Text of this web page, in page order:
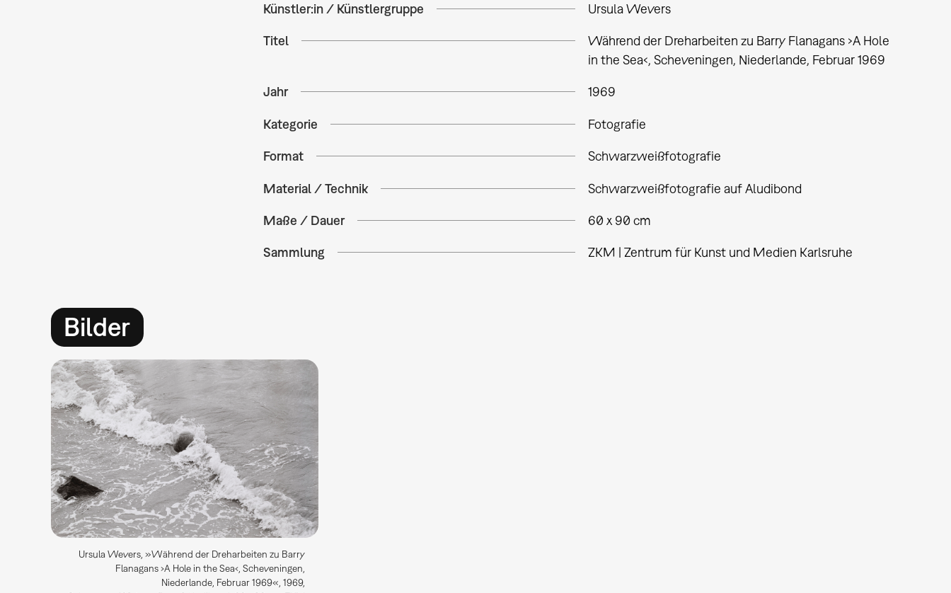
Künstler:in / Künstlergruppe Ursula Wevers
Titel
Während der Dreharbeiten zu Barry Flanagans ›A Hole
in the Sea‹, Scheveningen, Niederlande, Februar 1969
Jahr 1969
Kategorie Fotografie
Format Schwarzweißfotografie
Material / Technik Schwarzweißfotografie auf Aludibond
Maße / Dauer 60 x 90 cm
Sammlung ZKM | Zentrum für Kunst und Medien Karlsruhe
Bilder
Ursula Wevers, »Während der Dreharbeiten zu Barry
Flanagans ›A Hole in the Sea‹, Scheveningen,
Niederlande, Februar 1969«, 1969,